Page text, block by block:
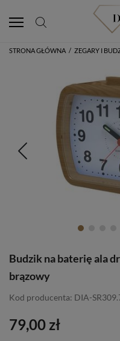
STRONA GŁÓWNA / ZEGARY I
Budzik na baterię ala
brązowy
Kod producenta: DIA-
79,00 zł